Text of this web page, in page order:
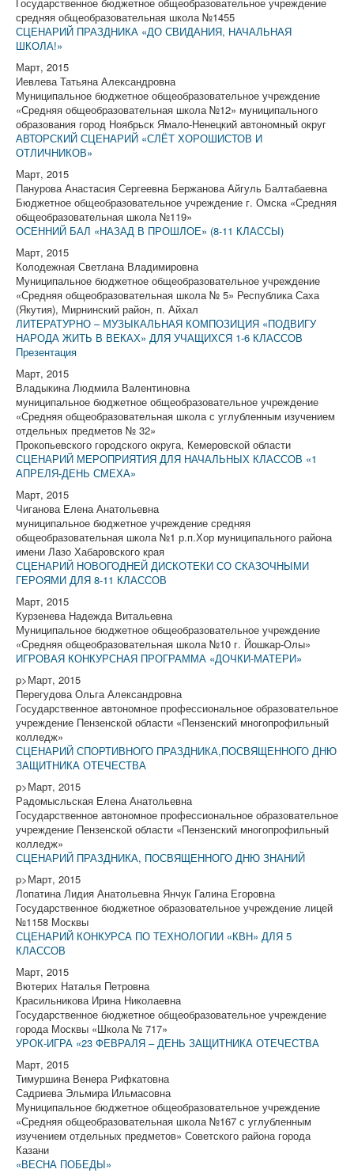
Государственное бюджетное общеобразовательное учреждение
средняя общеобразовательная школа №1455
СЦЕНАРИЙ ПРАЗДНИКА «ДО СВИДАНИЯ, НАЧАЛЬНАЯ
ШКОЛА!»
Март, 2015
Иевлева Татьяна Александровна
Муниципальное бюджетное общеобразовательное учреждение
«Средняя общеобразовательная школа №12» муниципального
образования город Ноябрьск Ямало-Ненецкий автономный округ
АВТОРСКИЙ СЦЕНАРИЙ «СЛЁТ ХОРОШИСТОВ И
ОТЛИЧНИКОВ»
Март, 2015
Панурова Анастасия Сергеевна Бержанова Айгуль Балтабаевна
Бюджетное общеобразовательное учреждение г. Омска «Средняя
общеобразовательная школа №119»
ОСЕННИЙ БАЛ «НАЗАД В ПРОШЛОЕ» (8-11 КЛАССЫ)
Март, 2015
Колодежная Светлана Владимировна
Муниципальное бюджетное общеобразовательное учреждение
«Средняя общеобразовательная школа № 5» Республика Саха
(Якутия), Мирнинский район, п. Айхал
ЛИТЕРАТУРНО – МУЗЫКАЛЬНАЯ КОМПОЗИЦИЯ «ПОДВИГУ
НАРОДА ЖИТЬ В ВЕКАХ» ДЛЯ УЧАЩИХСЯ 1-6 КЛАССОВ
Презентация
Март, 2015
Владыкина Людмила Валентиновна
муниципальное бюджетное общеобразовательное учреждение
«Средняя общеобразовательная школа с углубленным изучением
отдельных предметов № 32»
Прокопьевского городского округа, Кемеровской области
СЦЕНАРИЙ МЕРОПРИЯТИЯ ДЛЯ НАЧАЛЬНЫХ КЛАССОВ «1
АПРЕЛЯ-ДЕНЬ СМЕХА»
Март, 2015
Чиганова Елена Анатольевна
муниципальное бюджетное учреждение средняя
общеобразовательная школа №1 р.п.Хор муниципального района
имени Лазо Хабаровского края
СЦЕНАРИЙ НОВОГОДНЕЙ ДИСКОТЕКИ СО СКАЗОЧНЫМИ
ГЕРОЯМИ ДЛЯ 8-11 КЛАССОВ
Март, 2015
Курзенева Надежда Витальевна
Муниципальное бюджетное общеобразовательное учреждение
«Средняя общеобразовательная школа №10 г. Йошкар-Олы»
ИГРОВАЯ КОНКУРСНАЯ ПРОГРАММА «ДОЧКИ-МАТЕРИ»
p>Март, 2015
Перегудова Ольга Александровна
Государственное автономное профессиональное образовательное
учреждение Пензенской области «Пензенский многопрофильный
колледж»
СЦЕНАРИЙ СПОРТИВНОГО ПРАЗДНИКА,ПОСВЯЩЕННОГО ДНЮ
ЗАЩИТНИКА ОТЕЧЕСТВА
p>Март, 2015
Радомысльская Елена Анатольевна
Государственное автономное профессиональное образовательное
учреждение Пензенской области «Пензенский многопрофильный
колледж»
СЦЕНАРИЙ ПРАЗДНИКА, ПОСВЯЩЕННОГО ДНЮ ЗНАНИЙ
p>Март, 2015
Лопатина Лидия Анатольевна Янчук Галина Егоровна
Государственное бюджетное образовательное учреждение лицей
№1158 Москвы
СЦЕНАРИЙ КОНКУРСА ПО ТЕХНОЛОГИИ «КВН» ДЛЯ 5
КЛАССОВ
Март, 2015
Вютерих Наталья Петровна
Красильникова Ирина Николаевна
Государственное бюджетное общеобразовательное учреждение
города Москвы «Школа № 717»
УРОК-ИГРА «23 ФЕВРАЛЯ – ДЕНЬ ЗАЩИТНИКА ОТЕЧЕСТВА
Март, 2015
Тимуршина Венера Рифкатовна
Садриева Эльмира Ильмасовна
Муниципальное бюджетное общеобразовательное учреждение
«Средняя общеобразовательная школа №167 с углубленным
изучением отдельных предметов» Советского района города
Казани
«ВЕСНА ПОБЕДЫ»